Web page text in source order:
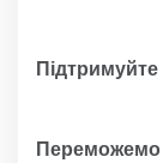
Переможемо